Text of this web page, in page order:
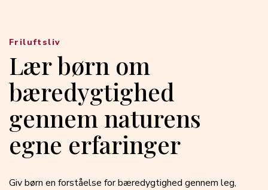
Lær børn om
bæredygtighed
gennem naturens
egne erfaringer
Giv børn en forståelse for bæredygtighed gennem leg,
Friluftsliv